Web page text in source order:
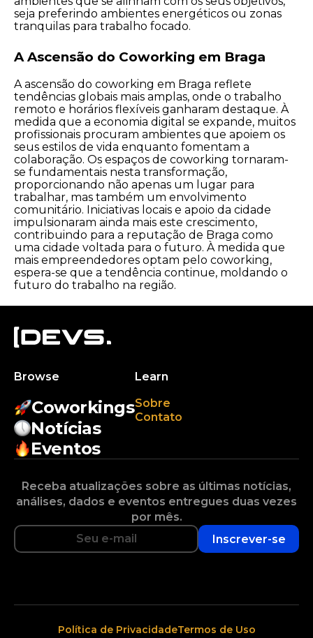
seja preferindo ambientes energéticos ou zonas
tranquilas para trabalho focado.
A Ascensão do Coworking em Braga
A ascensão do coworking em Braga reflete
tendências globais mais amplas, onde o trabalho
remoto e horários flexíveis ganharam destaque. À
medida que a economia digital se expande, muitos
profissionais procuram ambientes que apoiem os
seus estilos de vida enquanto fomentam a
colaboração. Os espaços de coworking tornaram-
se fundamentais nesta transformação,
proporcionando não apenas um lugar para
trabalhar, mas também um envolvimento
comunitário. Iniciativas locais e apoio da cidade
impulsionaram ainda mais este crescimento,
contribuindo para a reputação de Braga como
uma cidade voltada para o futuro. À medida que
mais empreendedores optam pelo coworking,
espera-se que a tendência continue, moldando o
futuro do trabalho na região.
Browse
Coworkings
Notícias
Eventos
Learn
Sobre
Contato
Receba atualizações sobre as últimas notícias,
análises, dados e eventos entregues duas vezes
por mês.
Inscrever-se
Política de PrivacidadeTermos de Uso